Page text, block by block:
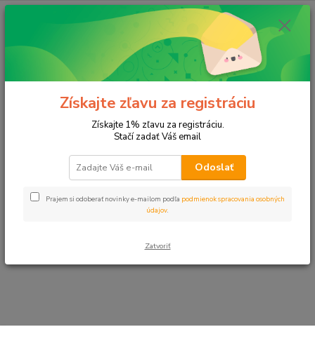
E-shop momentálne prechádza úpravami.
Čoskoro sa vrátime. Ďakujeme za
pochopenie.
Získajte zľavu za registráciu
Získajte 1% zľavu za registráciu.
Stačí zadať Váš email
Odoslať
Prajem si odoberať novinky e-mailom podľa podmienok spracovania osobných
údajov.
Zatvoriť